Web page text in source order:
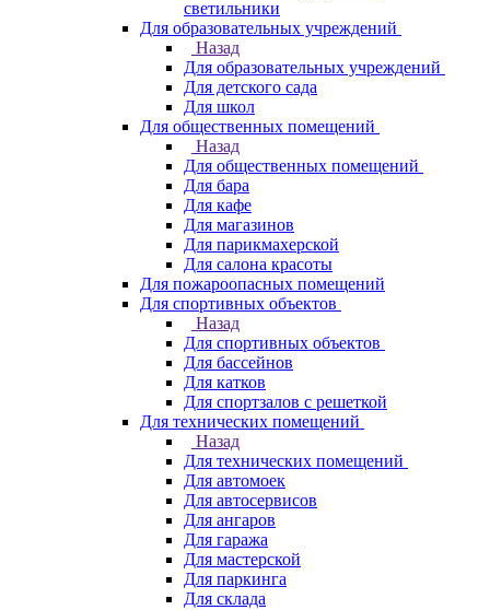
светильники
Для образовательных учреждений
Назад
Для образовательных учреждений
Для детского сада
Для школ
Для общественных помещений
Назад
Для общественных помещений
Для бара
Для кафе
Для магазинов
Для парикмахерской
Для салона красоты
Для пожароопасных помещений
Для спортивных объектов
Назад
Для спортивных объектов
Для бассейнов
Для катков
Для спортзалов с решеткой
Для технических помещений
Назад
Для технических помещений
Для автомоек
Для автосервисов
Для ангаров
Для гаража
Для мастерской
Для паркинга
Для склада